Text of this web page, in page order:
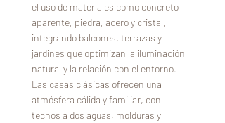
el uso de materiales como concreto
aparente, piedra, acero y cristal,
integrando balcones, terrazas y
jardines que optimizan la iluminación
natural y la relación con el entorno.
Las casas clásicas ofrecen una
atmósfera cálida y familiar, con
techos a dos aguas, molduras y